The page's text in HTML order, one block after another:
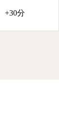
+30分